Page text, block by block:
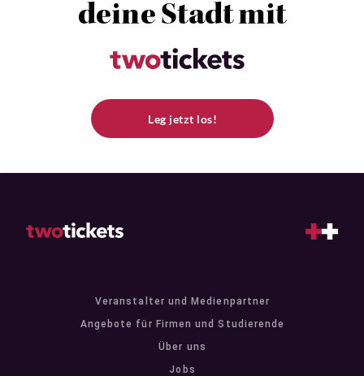
deine Stadt mit
Leg jetzt los!
Veranstalter und Medienpartner
Angebote für Firmen und Studierende
Über uns
Jobs